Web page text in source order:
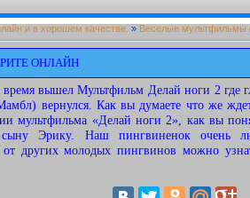
и в хорошем качестве. » Веселые мультфильмы
ОНЛАЙН
время вышел Мультфильм Делай ноги 2 где
вернулся. Как вы думаете что же
мультфильма «Делай ноги 2», как вы
сыну Эрику. Наш пингвиненок очень
от других молодых пингвинов можно